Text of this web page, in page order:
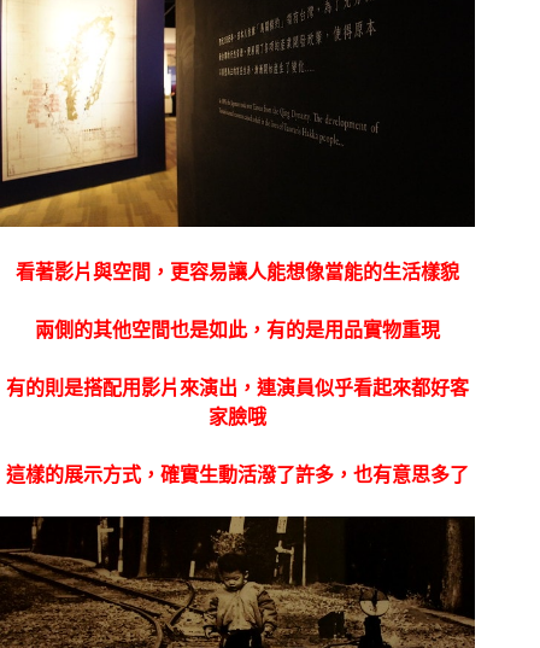
看著影片與空間，更容易讓人能想像當能的生活樣貌
兩側的其他空間也是如此，有的是用品實物重現
有的則是搭配用影片來演出，連演員似乎看起來都好客
家臉哦
這樣的展示方式，確實生動活潑了許多，也有意思多了